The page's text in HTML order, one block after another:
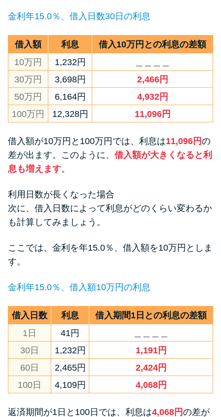
金利年15.0％、借入日数30日の利息
借入額 利息
借入10万円との利息の差額
10万円
1,232円
30万円
3,698円
2,466円
50万円
6,164円
4,932円
100万円
12,328円 11,096円
借入額が10万円と100万円では、利息は11,096円の
差が出ます。このように、 借入額が大きくなると利
息も増えます。
利用日数が長くなった場合
次に、借入日数によって利息がどのくらい変わるか
も計算してみましょう。
ここでは、金利を年15.0％、借入額を10万円としま
す。
金利年15.0％、借入額10万円の利息
借入日数 利息
借入期間1日との利息の差額
1日
41円
30日
1,232円
1,191円
60日
2,465円
2,424円
100日
4,109円 4,068円
返済期間が1日と100日では、利息は4,068円の差が